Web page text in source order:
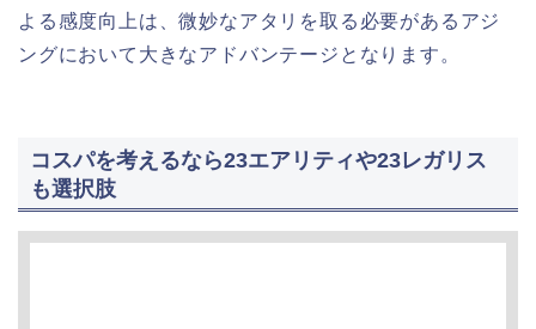
よる感度向上は、微妙なアタリを取る必要があるアジ
ングにおいて大きなアドバンテージとなります。
コスパを考えるなら23エアリティや23レガリス
も選択肢